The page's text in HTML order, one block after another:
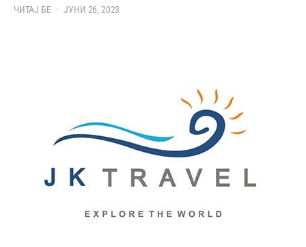
ЧИТАЈ БЕ ЈУНИ 26, 2023